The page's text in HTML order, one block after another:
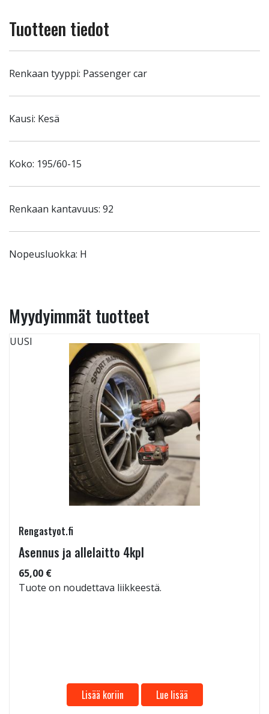
Tuotteen tiedot
Renkaan tyyppi: Passenger car
Kausi: Kesä
Koko: 195/60-15
Renkaan kantavuus: 92
Nopeusluokka: H
Myydyimmät tuotteet
UUSI
Rengastyot.fi
Asennus ja allelaitto 4kpl
65,00 €
Tuote on noudettava liikkeestä.
Lisää koriin Lue lisää